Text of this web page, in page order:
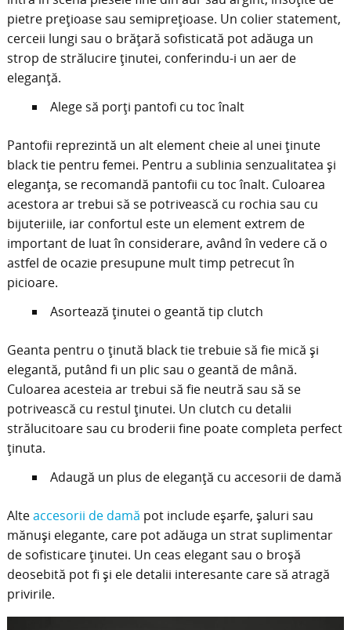
pietre prețioase sau semiprețioase. Un colier statement,
cerceii lungi sau o brățară sofisticată pot adăuga un
strop de strălucire ținutei, conferindu-i un aer de
eleganță.
Alege să porți pantofi cu toc înalt
Pantofii reprezintă un alt element cheie al unei ținute
black tie pentru femei. Pentru a sublinia senzualitatea și
eleganța, se recomandă pantofii cu toc înalt. Culoarea
acestora ar trebui să se potrivească cu rochia sau cu
bijuteriile, iar confortul este un element extrem de
important de luat în considerare, având în vedere că o
astfel de ocazie presupune mult timp petrecut în
picioare.
Asortează ținutei o geantă tip clutch
Geanta pentru o ținută black tie trebuie să fie mică și
elegantă, putând fi un plic sau o geantă de mână.
Culoarea acesteia ar trebui să fie neutră sau să se
potrivească cu restul ținutei. Un clutch cu detalii
strălucitoare sau cu broderii fine poate completa perfect
ținuta.
Adaugă un plus de eleganță cu accesorii de damă
Alteaccesorii de damă pot include eșarfe, șaluri sau
mănuși elegante, care pot adăuga un strat suplimentar
de sofisticare ținutei. Un ceas elegant sau o broșă
deosebită pot fi și ele detalii interesante care să atragă
privirile.